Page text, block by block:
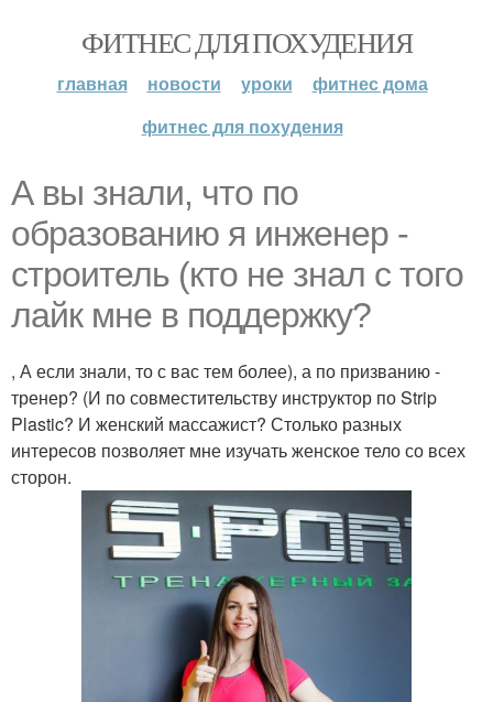
ФИТНЕС ДЛЯ ПОХУДЕНИЯ
главная новости уроки
фитнес дома
фитнес для похудения
А вы знали, что по
образованию я инженер -
строитель (кто не знал с того
лайк мне в поддержку?
, А если знали, то с вас тем более), а по призванию -
тренер? (И по совместительству инструктор по Strip
Plastic? И женский массажист? Столько разных
интересов позволяет мне изучать женское тело со всех
сторон.